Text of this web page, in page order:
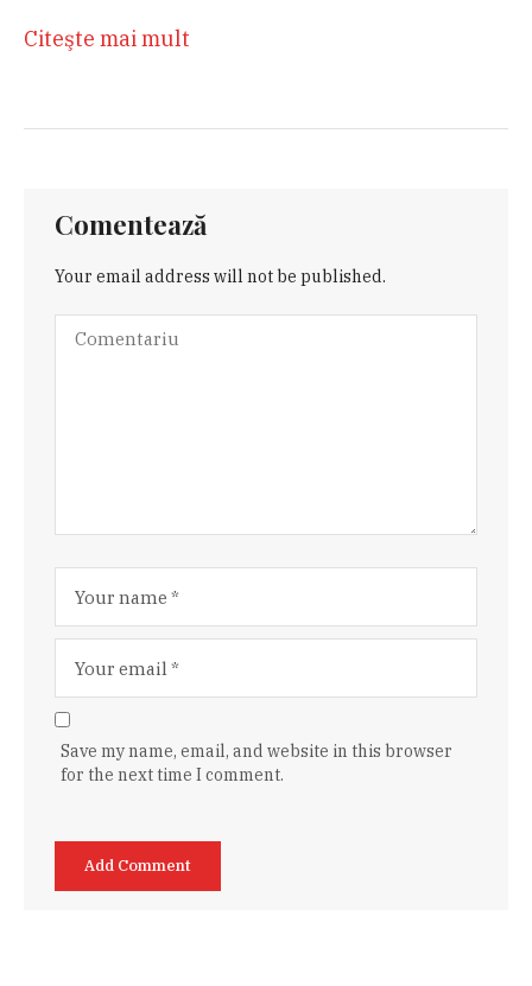
Citeşte mai mult
Comentează
Your email address will not be published.
Save my name, email, and website in this browser
for the next time I comment.